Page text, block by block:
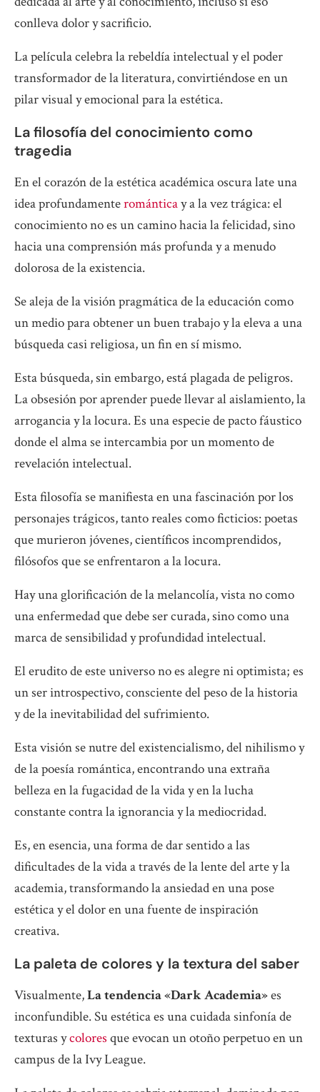
conlleva dolor y sacrificio.
La película celebra la rebeldía intelectual y el poder
transformador de la literatura, convirtiéndose en un
pilar visual y emocional para la estética.
La filosofía del conocimiento como
tragedia
En el corazón de la estética académica oscura late una
idea profundamenterománticay a la vez trágica: el
conocimiento no es un camino hacia la felicidad, sino
hacia una comprensión más profunda y a menudo
dolorosa de la existencia.
Se aleja de la visión pragmática de la educación como
un medio para obtener un buen trabajo y la eleva a una
búsqueda casi religiosa, un fin en sí mismo.
Esta búsqueda, sin embargo, está plagada de peligros.
La obsesión por aprender puede llevar al aislamiento, la
arrogancia y la locura. Es una especie de pacto fáustico
donde el alma se intercambia por un momento de
revelación intelectual.
Esta filosofía se manifiesta en una fascinación por los
personajes trágicos, tanto reales como ficticios: poetas
que murieron jóvenes, científicos incomprendidos,
filósofos que se enfrentaron a la locura.
Hay una glorificación de la melancolía, vista no como
una enfermedad que debe ser curada, sino como una
marca de sensibilidad y profundidad intelectual.
El erudito de este universo no es alegre ni optimista; es
un ser introspectivo, consciente del peso de la historia
y de la inevitabilidad del sufrimiento.
Esta visión se nutre del existencialismo, del nihilismo y
de la poesía romántica, encontrando una extraña
belleza en la fugacidad de la vida y en la lucha
constante contra la ignorancia y la mediocridad.
Es, en esencia, una forma de dar sentido a las
dificultades de la vida a través de la lente del arte y la
academia, transformando la ansiedad en una pose
estética y el dolor en una fuente de inspiración
creativa.
La paleta de colores y la textura del saber
Visualmente,La tendencia «Dark Academia»es
inconfundible. Su estética es una cuidada sinfonía de
texturas ycolores que evocan un otoño perpetuo en un
campus de la Ivy League.